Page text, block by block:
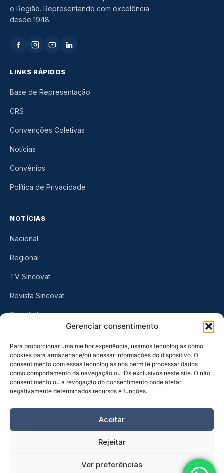
Gerenciar consentimento
Para proporcionar uma melhor experiência, usamos tecnologias como
cookies para armazenar e/ou acessar informações do dispositivo. O
consentimento com essas tecnologias nos permite processar dados
como comportamento da navegação ou IDs exclusivos neste site. O não
consentimento ou a revogação do consentimento pode afetar
negativamente determinados recursos e funções.
Aceitar
Rejeitar
Ver preferências
e Região. Representando com excelência
desde 1948.
LINKS RÁPIDOS
Base de Representação
CRS
Convenções Coletivas
Notícias
Convênios
Política de Privacidade
NOTÍCIAS
Nacional
Regional
TV Sincovat
Revista Sincovat
Sala de Imprensa
CONTATO
Rua Visconde do Rio Branco, 461
Centro, Taubaté-SP
(12) 3632-6570